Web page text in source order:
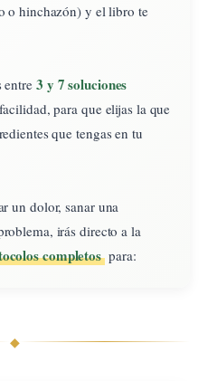
o hinchazón) y el libro te
entre 3 y 7 soluciones
para que elijas la que
que tengas en tu
un dolor, sanar una
irás directo a la
completos para:
◆